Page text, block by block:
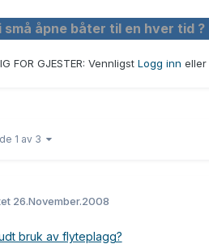
åpne båter til en hver tid ?
FOR GJESTER: Vennligst Logg inn eller
1 av 3
26.November.2008
bruk av flyteplagg?